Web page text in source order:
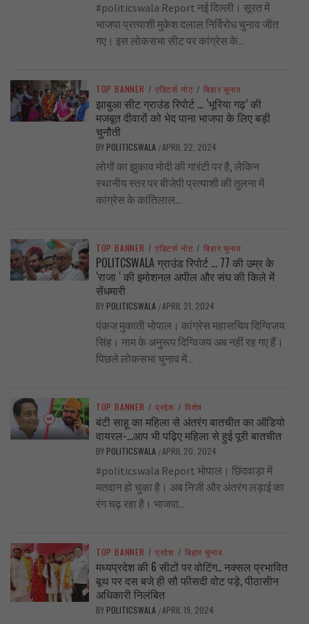
#politicswala Report नई दिल्ली। सूरत में
भाजपा प्रत्याशी मुकेश दलाल निर्विरोध चुनाव जीत
गए। इस लोकसभा सीट पर कांग्रेस के...
TOP BANNER / एडिटर्स नोट / बिहार चुनाव
झाबुआ सीट ग्राउंड रिपोर्ट … ‘भूरिया गढ़’ की
मजबूत दीवारों को भेद पाना भाजपा के लिए बड़ी
चुनौती
BY POLITICSWALA /APRIL 22, 2024
लोगों का झुकाव मोदी की गारंटी पर है, लेकिन
स्थानीय स्तर पर बीजेपी प्रत्याशी की तुलना में
कांग्रेस के कांतिलाल...
TOP BANNER / एडिटर्स नोट / बिहार चुनाव
POLITCSWALA ग्राउंड रिपोर्ट … 77 की उम्र के
‘राजा ‘ की इमोशनल अपील और संघ की किले में
सेंधमारी
BY POLITICSWALA /APRIL 21, 2024
पंकज मुकाती भोपाल। कांग्रेस महासचिव दिग्विजय
सिंह। नाम के अनुरूप दिग्विजय अब नहीं रह गए हैं।
पिछले लोकसभा चुनाव में...
TOP BANNER / प्रदेश / विशेष
बंटी साहू का महिला से अंतरंग बातचीत का ऑडियो
वायरल-…आप भी पढ़िए महिला से हुई पूरी बातचीत
BY POLITICSWALA /APRIL 20, 2024
#politicswala Report भोपाल। छिंदवाड़ा में
मतदान हो चुका है। अब निजी और अंतरंग लड़ाई का
रंग चढ़ रहा है। भाजपा...
TOP BANNER / प्रदेश / बिहार चुनाव
मध्यप्रदेश की 6 सीटों पर वोटिंग.. नक्सल प्रभावित
बूथ पर दस बजे ही सौ फीसदी वोट पड़े, पीठासीन
अधिकारी निलंबित
BY POLITICSWALA /APRIL 19, 2024